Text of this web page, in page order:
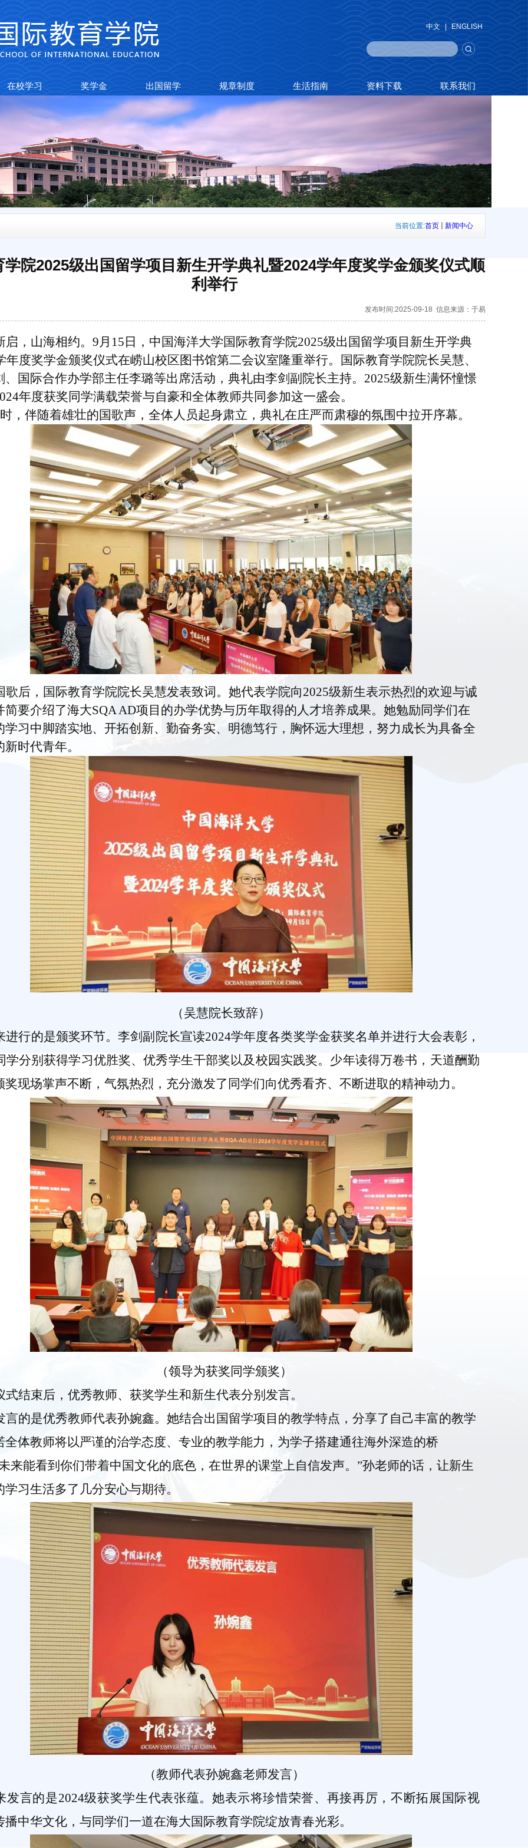
中文 ENGLISH
在校学习 奖学金 出国留学 规章制度 生活指南 资料下载 联系我们
当前位置:首页 新闻中心
学院2025级出国留学项目新生开学典礼暨2024学年度奖学金颁奖仪式顺
利举行
发布时间:2025-09-18 信息来源：于易
启 ， 山海相约。 9月15日， 中国海洋大学国际教育学院2025级出国留学项目新生开学典
年度奖学金颁奖仪式在崂山校区图书馆第二会议室隆重举行。 国际教育学院院长吴慧、
国际合作办学部主任李璐等出席活动 ， 典礼由李剑副院长主持。 2025级新生满怀憧憬
年度获奖同学满载荣誉与自豪和全体教师共同参加这一盛会。
，伴随着雄壮的国歌声，全体人员起身肃立，典礼在庄严而肃穆的氛围中拉开序幕。
歌后，国际教育学院院长吴慧发表致词。她代表学院向2025级新生表示热烈的欢迎与诚
简要介绍了海大SQA AD项目的办学优势与历年取得的人才培养成果。她勉励同学们在
学习中脚踏实地、开拓创新、勤奋务实、明德笃行，胸怀远大理想，努力成长为具备全
时代青年。
（吴慧院长致辞）
进行的是颁奖环节。李剑副院长宣读2024学年度各类奖学金获奖名单并进行大会表彰，
学分别获得学习优胜奖、优秀学生干部奖以及校园实践奖。少年读得万卷书，天道酬勤
奖现场掌声不断，气氛热烈，充分激发了同学们向优秀看齐、不断进取的精神动力。
（领导为获奖同学颁奖）
式结束后，优秀教师、获奖学生和新生代表分别发言。
言的是优秀教师代表孙婉鑫。她结合出国留学项目的教学特点，分享了自己丰富的教学
全体教师将以严谨的治学态度、专业的教学能力，为学子搭建通往海外深造的桥
来能看到你们带着中国文化的底色，在世界的课堂上自信发声。”孙老师的话，让新生
习生活多了几分安心与期待。
（教师代表孙婉鑫老师发言）
发言的是2024级获奖学生代表张蕴。她表示将珍惜荣誉、再接再厉，不断拓展国际视
播中华文化，与同学们一道在海大国际教育学院绽放青春光彩。